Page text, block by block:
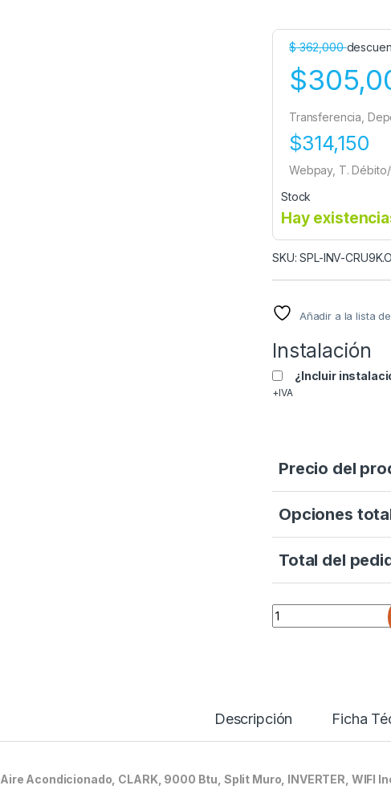
$362,000
Transferencia,
$314,150
Webpay, T.
Stock
Hay
SKU: SPL-INV-
Añadir a la lista
Instalación
¿Incluir
+IVA
Precio del
Opciones
Total del
Aire Acondicionado,
Descripción Ficha
Aire Acondicionado, CLARK, 9000 Btu, Split Muro, INVERTER, WIFI